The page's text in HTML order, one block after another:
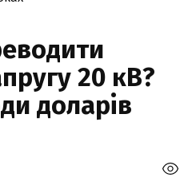
20 кВ?
доларів